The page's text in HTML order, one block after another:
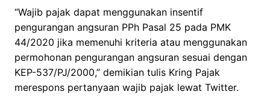
“Wajib pajak dapat menggunakan insentif
pengurangan angsuran PPh Pasal 25 pada PMK
44/2020 jika memenuhi kriteria atau menggunakan
permohonan pengurangan angsuran sesuai dengan
KEP-537/PJ/2000,” demikian tulis Kring Pajak
merespons pertanyaan wajib pajak lewat Twitter.